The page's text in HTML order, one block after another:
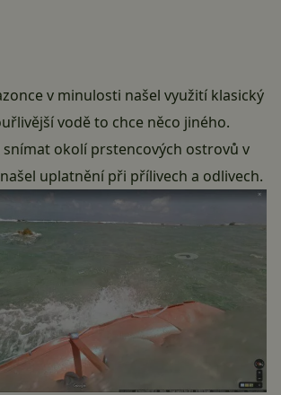
v minulosti našel využití klasický
vodě to chce něco jiného.
snímat okolí prstencových ostrovů v
uplatnění při přílivech a odlivech.